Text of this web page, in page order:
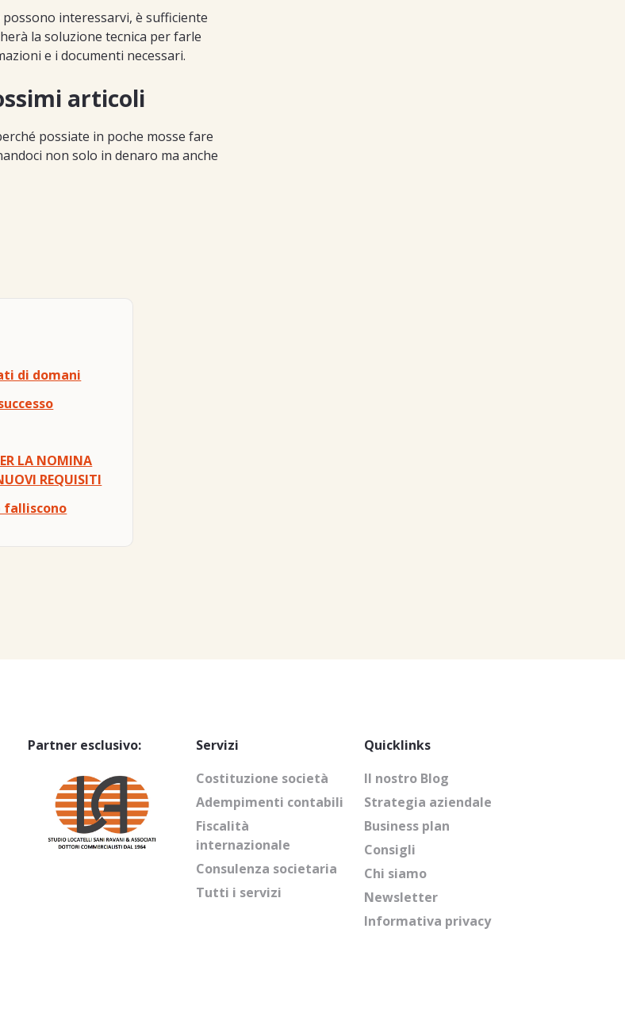
interessarvi, è sufficiente
la soluzione tecnica per farle
e i documenti necessari.
articoli
possiate in poche mosse fare
non solo in denaro ma anche
di domani
LA NOMINA
REQUISITI
falliscono
Partner esclusivo:
Servizi
Costituzione società
Adempimenti contabili
Fiscalità
internazionale
Consulenza societaria
Tutti i servizi
Quicklinks
Il nostro Blog
Strategia aziendale
Business plan
Consigli
Chi siamo
Newsletter
Informativa privacy